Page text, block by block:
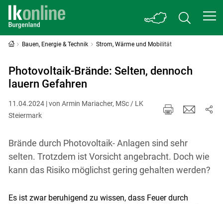
Bauen, Energie & Technik Strom, Wärme und Mobilität
Photovoltaik-Brände: Selten, dennoch
lauern Gefahren
11.04.2024 | von Armin Mariacher, MSc / LK
Steiermark
Brände durch Photovoltaik- Anlagen sind sehr
selten. Trotzdem ist Vorsicht angebracht. Doch wie
kann das Risiko möglichst gering gehalten werden?
Es ist zwar beruhigend zu wissen, dass Feuer durch